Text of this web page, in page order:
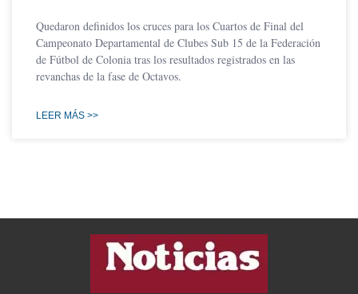
Quedaron definidos los cruces para los Cuartos de Final del
Campeonato Departamental de Clubes Sub 15 de la Federación
de Fútbol de Colonia tras los resultados registrados en las
revanchas de la fase de Octavos.
LEER MÁS >>